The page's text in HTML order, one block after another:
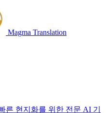
Magma Translation
른 현지화를 위한 전문 AI 기